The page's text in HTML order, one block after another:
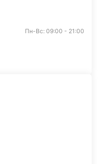
Пн-Вс: 09:00 - 21:00